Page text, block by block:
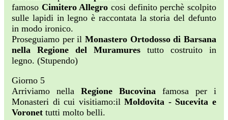
famoso Cimitero Allegro cosi definito perchè scolpito
sulle lapidi in legno è raccontata la storia del defunto
in modo ironico.
Proseguiamo per il Monastero Ortodosso di Barsana
nella Regione del Muramures tutto costruito in
legno. (Stupendo)
Giorno 5
Arriviamo nella Regione Bucovina famosa per i
Monasteri di cui visitiamo:ilMoldovita - Sucevita e
Voronet tutti molto belli.